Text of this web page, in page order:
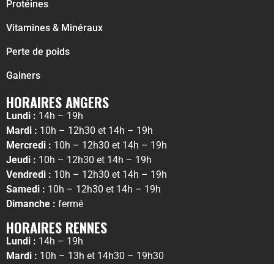
Protéines
Vitamines & Minéraux
Perte de poids
Gainers
HORAIRES ANGERS
Lundi : 14h – 19h
Mardi : 10h – 12h30 et 14h – 19h
Mercredi : 10h – 12h30 et 14h – 19h
Jeudi : 10h – 12h30 et 14h – 19h
Vendredi : 10h – 12h30 et 14h – 19h
Samedi : 10h – 12h30 et 14h – 19h
Dimanche : fermé
HORAIRES RENNES
Lundi : 14h – 19h
Mardi : 10h – 13h et 14h30 – 19h30